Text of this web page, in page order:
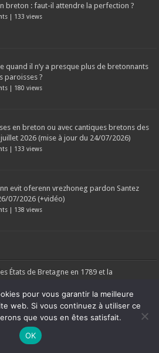
breton : faut-il attendre la perfection ?
| 133 views
quand il n’y a presque plus de bretonnants
paroisses ?
| 180 views
en breton ou avec cantiques bretons des
juillet 2026 (mise à jour du 24/07/2026)
| 133 views
evit oferenn vrezhoneg pardon Santez
07/2026 (+vidéo)
| 138 views
États de Bretagne en 1789 et la
officielle nous présente volontiers
Réponse à l'article : Si l’analyse proposée
de Bernard Rio "LA REVOLUTION DES
EN SAVOIR PLUS
pour vous garantir la meilleure
web. Si vous continuez à utiliser ce
que vous en êtes satisfait.
OK